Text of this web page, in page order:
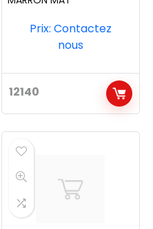
12140
Prix: Contactez
nous